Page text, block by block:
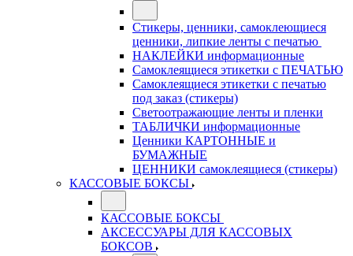
Стикеры, ценники, самоклеющиеся
ценники, липкие ленты с печатью
НАКЛЕЙКИ информационные
Самоклеящиеся этикетки с ПЕЧАТЬЮ
Самоклеящиеся этикетки с печатью
под заказ (стикеры)
Светоотражающие ленты и пленки
ТАБЛИЧКИ информационные
Ценники КАРТОННЫЕ и
БУМАЖНЫЕ
ЦЕННИКИ самоклеящиеся (стикеры)
КАССОВЫЕ БОКСЫ
КАССОВЫЕ БОКСЫ
АКСЕССУАРЫ ДЛЯ КАССОВЫХ
БОКСОВ